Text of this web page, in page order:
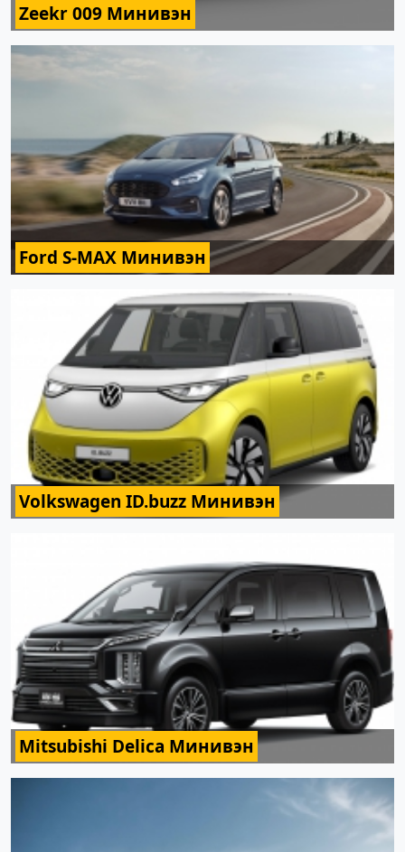
Zeekr 009 Минивэн
Ford S-MAX Минивэн
Volkswagen ID.buzz Минивэн
Mitsubishi Delica Минивэн